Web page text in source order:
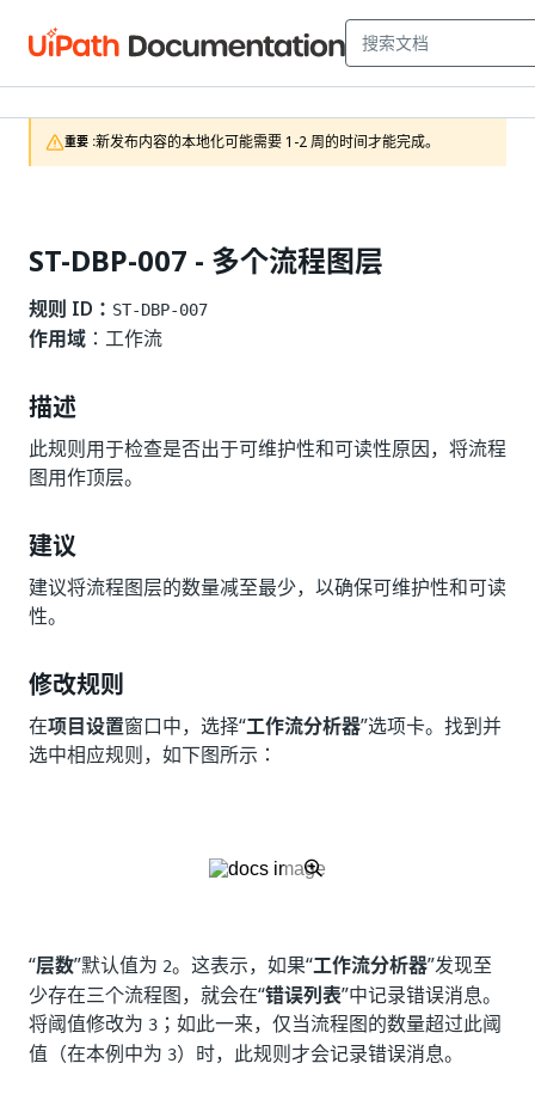
重要 :新发布内容的本地化可能需要 1-2 周的时间才能完成。
ST-DBP-007 - 多个流程图层
规则 ID： ST-DBP-007
作用域 ：工作流
描述
此规则用于检查是否出于可维护性和可读性原因，将流程
图用作顶层。
建议
建议将流程图层的数量减至最少，以确保可维护性和可读
性。
修改规则
在项目设置窗口中，选择“工作流分析器”选项卡。找到并
选中相应规则，如下图所示：
“层数”默认值为 2。这表示，如果“工作流分析器”发现至
少存在三个流程图，就会在“错误列表”中记录错误消息。
将阈值修改为 3 ；如此一来，仅当流程图的数量超过此阈
值（在本例中为 3）时，此规则才会记录错误消息。